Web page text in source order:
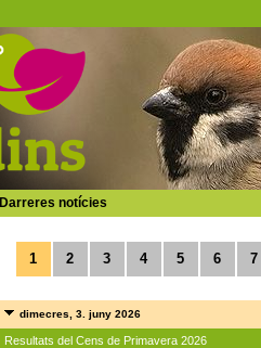
Darreres notícies
1 2 3 4 5 6 7
dimecres, 3. juny 2026
Resultats del Cens de Primavera 2026